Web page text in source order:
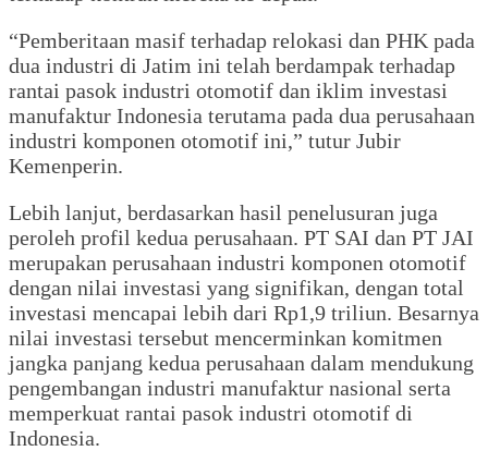
“Pemberitaan masif terhadap relokasi dan PHK pada
dua industri di Jatim ini telah berdampak terhadap
rantai pasok industri otomotif dan iklim investasi
manufaktur Indonesia terutama pada dua perusahaan
industri komponen otomotif ini,” tutur Jubir
Kemenperin.
Lebih lanjut, berdasarkan hasil penelusuran juga
peroleh profil kedua perusahaan. PT SAI dan PT JAI
merupakan perusahaan industri komponen otomotif
dengan nilai investasi yang signifikan, dengan total
investasi mencapai lebih dari Rp1,9 triliun. Besarnya
nilai investasi tersebut mencerminkan komitmen
jangka panjang kedua perusahaan dalam mendukung
pengembangan industri manufaktur nasional serta
memperkuat rantai pasok industri otomotif di
Indonesia.